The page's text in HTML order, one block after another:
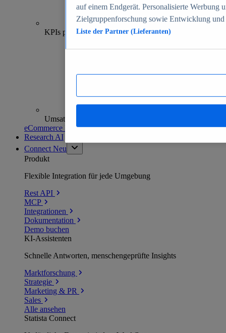
70+
KPIs pro Shop
Umsatzanalysen und -prognosen
eCommerce Insights entdecken
Research AI
Connect Neu
Produkt
Flexible Integration für jede Umgebung
Rest API
MCP
Integrationen
Dokumentation
Demo buchen
KI-Assistenten
Schnelle Antworten, menschengeprüfte Insights
Marktforschung
Strategie
Marketing & PR
Sales
Alle ansehen
Statista Connect
auf einem Endgerät. Personalisierte Werbung
Zielgruppenforschung sowie Entwicklung
Liste der Partner (Lieferanten)